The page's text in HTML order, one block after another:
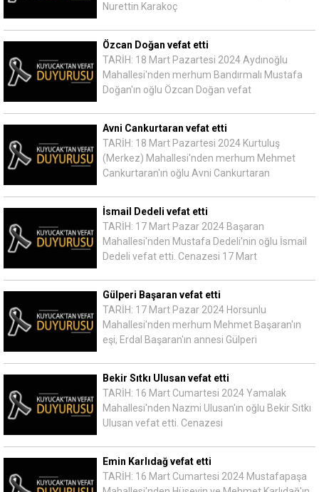
Nurettin Karakoç
Özcan Doğan vefat etti
TARİH: 18 Mart Pazartesi 2024 Aydınoğlu
Mahallesi'nden merhum Bandırmalı Mustafa
Doğan'ın oğlu Özcan Doğan vefat
Avni Cankurtaran vefat etti
TARİH: 18 Mart Pazartesi 2024 Kurtuluş
(Merkez) Mahallesi'nden merhum Mehmet
Cankurtaran'ın oğlu Avni Cankurtaran
İsmail Dedeli vefat etti
TARİH: 17 Mart Pazar 2024 Başaran
Mahallesi'nden Mustafa Dedeli'nin oğlu İsmail
Dedeli vefat etti. Cenazesi 17 Mart
Gülperi Başaran vefat etti
TARİH: 17 Mart Pazar 2024 Horsunlu
Mahallesi'nden merhum Mehmet Başaran'ın
eşi, Erdal Başaran'ın annesi Gülperi
Bekir Sıtkı Ulusan vefat etti
TARİH: 16 Mart Cumartesi 2024 Yamalak
Mahallesi'nden Nazmi Ulusan'ın oğlu Bekir Sıtkı
Ulusan vefat etti. Cenazesi
Emin Karlıdağ vefat etti
TARİH: 16 Mart Cumartesi 2024 Mustafapaşa